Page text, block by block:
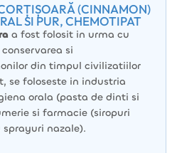
(CINNAMON)
SI PUR, CHEMOTIPAT
a fost folosit in urma cu
si
din timpul civilizatiilor
se foloseste in industria
orala (pasta de dinti si
si farmacie (siropuri
nazale).